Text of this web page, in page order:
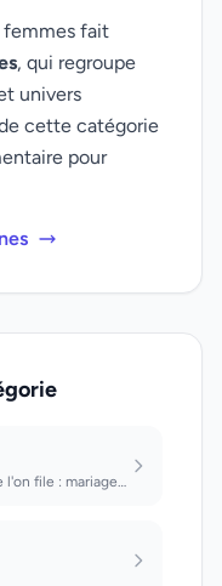
femmes fait
, qui regroupe
univers
cette catégorie
pour
Que l'on achète : mariage. Que l'on file : mariage heureux. Marchand de lin : bo...